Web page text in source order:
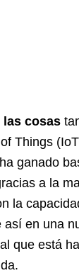
las cosas
Things
ganado
a la
la
así en una
que está